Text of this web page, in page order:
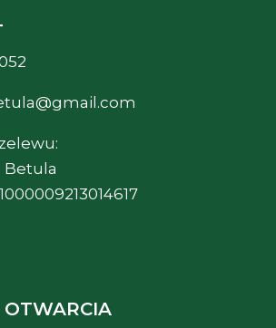
Betula